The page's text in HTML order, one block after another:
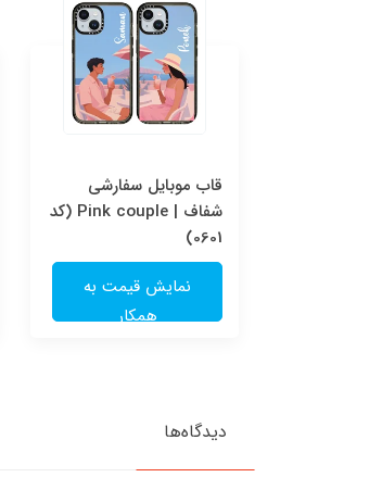
قاب موبایل سفارشی
شفاف | Pink couple (کد
0601)
نمایش قیمت به
همکار
دیدگاه‌ها